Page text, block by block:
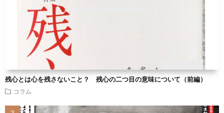
残心とは心を残さないこと？ 残心の二つ目の意味について（前編）
コラム